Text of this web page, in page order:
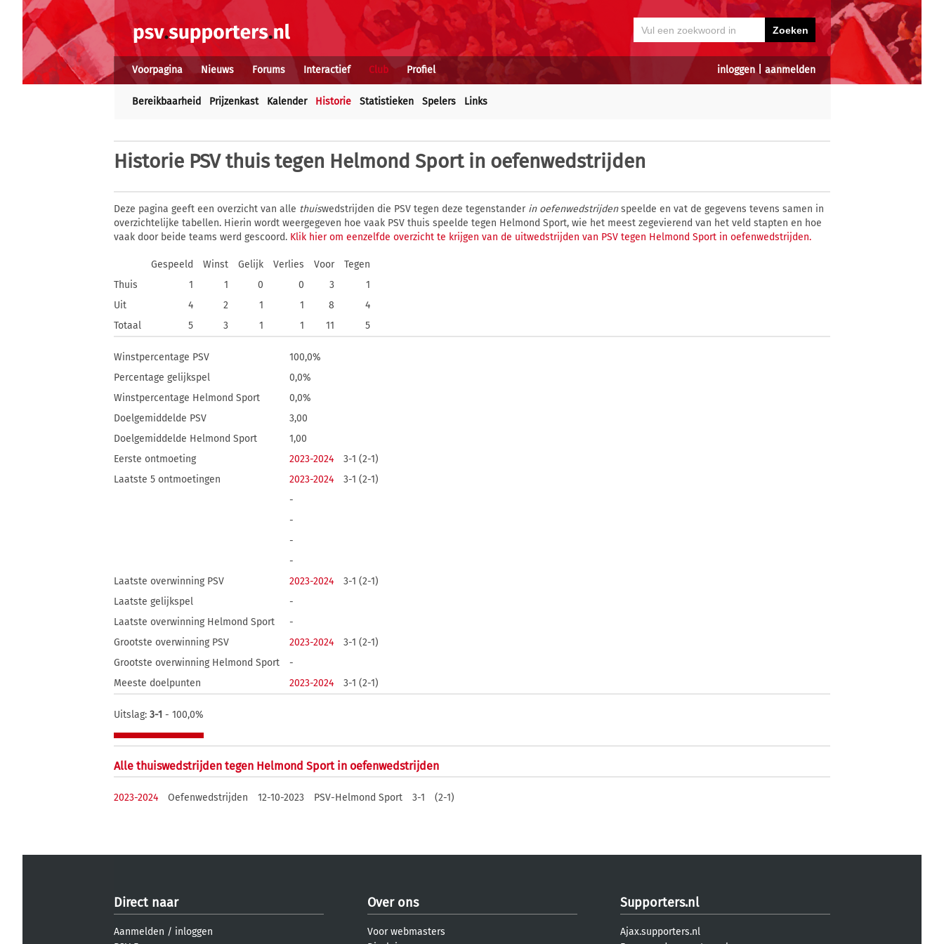
inloggen| aanmelden
Voorpagina Nieuws Forums Interactief Club Profiel
Bereikbaarheid Prijzenkast Kalender Historie Statistieken Spelers Links
Historie PSV thuis tegen Helmond Sport in oefenwedstrijden
Deze pagina geeft een overzicht van alle thuiswedstrijden die PSV tegen deze tegenstander in oefenwedstrijdenspeelde en vat de gegevens tevens samen in
overzichtelijke tabellen. Hierin wordt weergegeven hoe vaak PSV thuis speelde tegen Helmond Sport, wie het meest zegevierend van het veld stapten en hoe
vaak door beide teams werd gescoord. Klik hier om eenzelfde overzicht te krijgen van de uitwedstrijden van PSV tegen Helmond Sport in oefenwedstrijden.
Gespeeld Winst Gelijk Verlies Voor
Tegen
Thuis
1 1 0 0 3
1
Uit
4 2 1 1 8
4
Totaal
5 3 1 1 11 5
Winstpercentage PSV
100,0%
Percentage gelijkspel
0,0%
Winstpercentage Helmond Sport
0,0%
Doelgemiddelde PSV
3,00
Doelgemiddelde Helmond Sport
1,00
Eerste ontmoeting
2023-2024
3-1 (2-1)
Laatste 5 ontmoetingen
2023-2024
3-1 (2-1)
-
-
-
-
Laatste overwinning PSV
2023-2024
3-1 (2-1)
Laatste gelijkspel
-
Laatste overwinning Helmond Sport
-
Grootste overwinning PSV
2023-2024
3-1 (2-1)
Grootste overwinning Helmond Sport
-
Meeste doelpunten
2023-2024 3-1 (2-1)
Uitslag: 3-1 - 100,0%
Alle thuiswedstrijden tegen Helmond Sport in oefenwedstrijden
2023-2024 Oefenwedstrijden 12-10-2023 PSV-Helmond Sport 3-1 (2-1)
Direct naar
Aanmelden / inloggen
Over ons
Voor webmasters
Supporters.nl
Ajax.supporters.nl